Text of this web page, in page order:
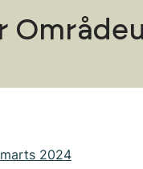
2024